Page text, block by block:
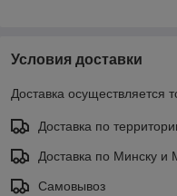
Условия доставки
Доставка осуществляется
Доставка по
Доставка по Минску и
Самовывоз